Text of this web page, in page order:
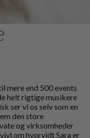
mere end 500 events
helt rigtige musikere
ser vi os selv som en
den store
og virksomheder
om hvorvidt Sara er